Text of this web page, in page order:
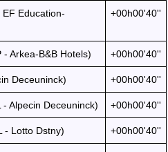
Education-
+00h00'40''
Arkea-B&B Hotels) +00h00'40''
Deceuninck) +00h00'40''
Alpecin Deceuninck) +00h00'40''
- Lotto Dstny) +00h00'40''